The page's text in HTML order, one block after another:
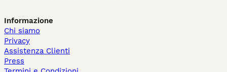
Informazione
Chi siamo
Privacy
Assistenza Clienti
Press